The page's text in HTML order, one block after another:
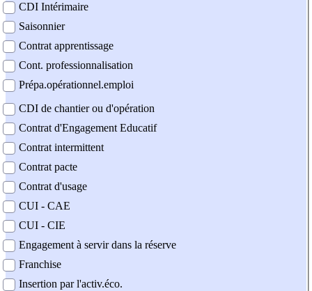
CDI Intérimaire
Saisonnier
Contrat apprentissage
Cont. professionnalisation
Prépa.opérationnel.emploi
CDI de chantier ou d'opération
Contrat d'Engagement Educatif
Contrat intermittent
Contrat pacte
Contrat d'usage
CUI - CAE
CUI - CIE
Engagement à servir dans la réserve
Franchise
Insertion par l'activ.éco.